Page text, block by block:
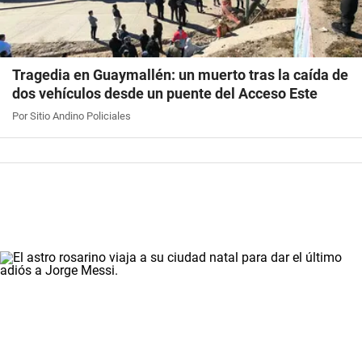
Tragedia en Guaymallén: un muerto tras la caída de
dos vehículos desde un puente del Acceso Este
Por Sitio Andino Policiales